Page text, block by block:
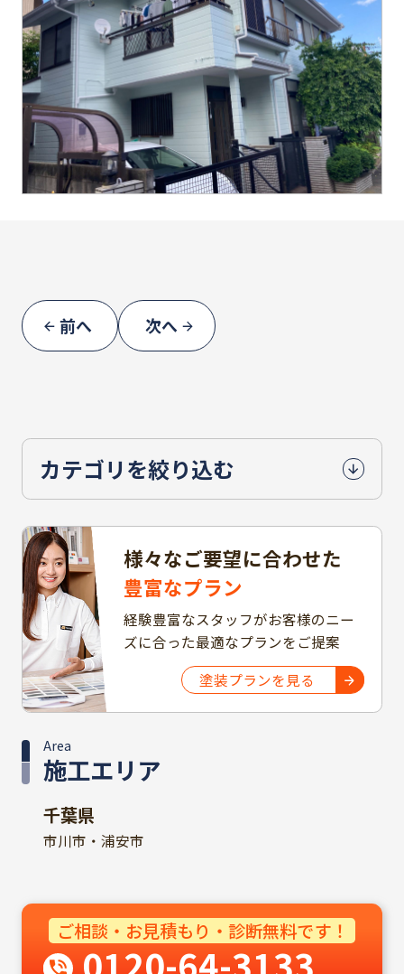
前へ 次へ
カテゴリを絞り込む
様々なご要望に合わせた
豊富なプラン
経験豊富なスタッフがお客様のニー
ズに合った最適なプランをご提案
塗装プランを見る
施工エリア
Area
千葉県
市川市・浦安市
ご相談・お見積もり・診断無料です！